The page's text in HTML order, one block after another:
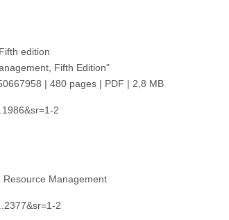
edition
Fifth Edition"
| 480 pages | PDF | 2,8 MB
2
Management
2